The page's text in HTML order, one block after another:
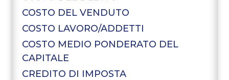
COSTO DEL VENDUTO
COSTO LAVORO/ADDETTI
COSTO MEDIO PONDERATO DEL
CAPITALE
CREDITO DI IMPOSTA